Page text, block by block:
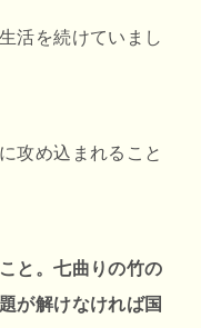
活を続けていまし
攻め込まれること
と。七曲りの竹の
が解けなければ国